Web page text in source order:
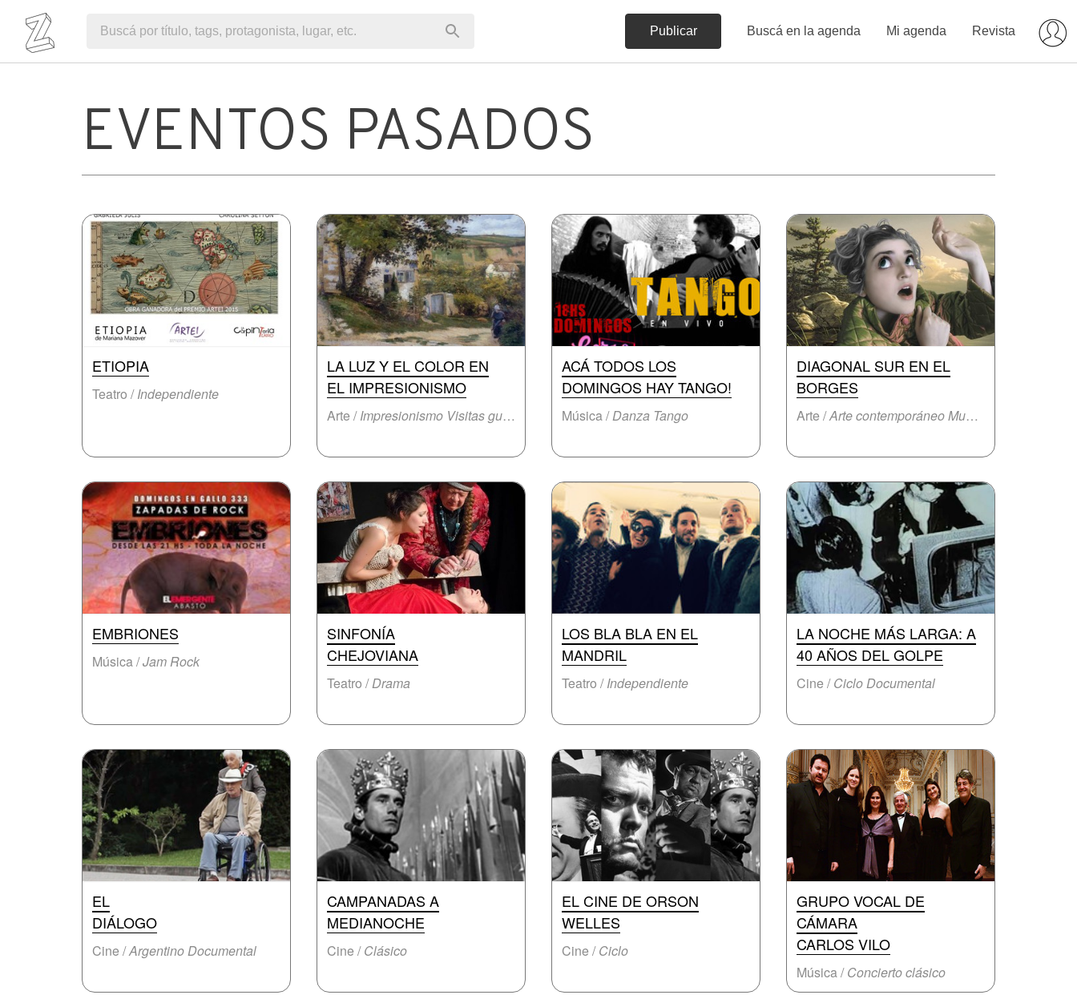
Publicar Buscá en la agenda Mi agenda Revista
EVENTOS PASADOS
ETIOPIA
Teatro /Independiente
LA LUZ Y EL COLOR EN
EL IMPRESIONISMO
Arte /Impresionismo Visitas guiadas
ACÁ TODOS LOS
DOMINGOS HAY TANGO!
Música /Danza Tango
DIAGONAL SUR EN EL
BORGES
Arte /Arte contemporáneo Muestra
EMBRIONES
Música /Jam Rock
SINFONÍA
CHEJOVIANA
Teatro /Drama
LOS BLA BLA EN EL
MANDRIL
Teatro /Independiente
LA NOCHE MÁS LARGA: A
40 AÑOS DEL GOLPE
Cine /Ciclo Documental
EL
DIÁLOGO
Cine /Argentino Documental
CAMPANADAS A
MEDIANOCHE
Cine /Clásico
EL CINE DE ORSON
WELLES
Cine /Ciclo
GRUPO VOCAL DE
CÁMARA
CARLOS VILO
Música /Concierto clásico